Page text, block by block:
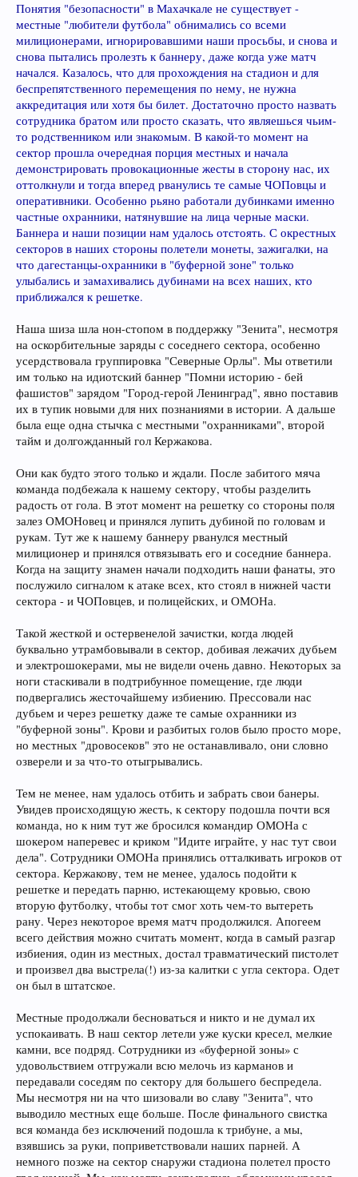
Понятия "безопасности" в Махачкале не существует -
местные "любители футбола" обнимались со всеми
милиционерами, игнорировавшими наши просьбы, и снова и
снова пытались пролезть к баннеру, даже когда уже матч
начался. Казалось, что для прохождения на стадион и для
беспрепятственного перемещения по нему, не нужна
аккредитация или хотя бы билет. Достаточно просто назвать
сотрудника братом или просто сказать, что являешься чьим-
то родственником или знакомым. В какой-то момент на
сектор прошла очередная порция местных и начала
демонстрировать провокационные жесты в сторону нас, их
оттолкнули и тогда вперед рванулись те самые ЧОПовцы и
оперативники. Особенно рьяно работали дубинками именно
частные охранники, натянувшие на лица черные маски.
Баннера и наши позиции нам удалось отстоять. С окрестных
секторов в наших стороны полетели монеты, зажигалки, на
что дагестанцы-охранники в "буферной зоне" только
улыбались и замахивались дубинами на всех наших, кто
приближался к решетке.
Наша шиза шла нон-стопом в поддержку "Зенита", несмотря
на оскорбительные заряды с соседнего сектора, особенно
усердствовала группировка "Северные Орлы". Мы ответили
им только на идиотский баннер "Помни историю - бей
фашистов" зарядом "Город-герой Ленинград", явно поставив
их в тупик новыми для них познаниями в истории. А дальше
была еще одна стычка с местными "охранниками", второй
тайм и долгожданный гол Кержакова.
Они как будто этого только и ждали. После забитого мяча
команда подбежала к нашему сектору, чтобы разделить
радость от гола. В этот момент на решетку со стороны поля
залез ОМОНовец и принялся лупить дубиной по головам и
рукам. Тут же к нашему баннеру рванулся местный
милиционер и принялся отвязывать его и соседние баннера.
Когда на защиту знамен начали подходить наши фанаты, это
послужило сигналом к атаке всех, кто стоял в нижней части
сектора - и ЧОПовцев, и полицейских, и ОМОНа.
Такой жесткой и остервенелой зачистки, когда людей
буквально утрамбовывали в сектор, добивая лежачих дубьем
и электрошокерами, мы не видели очень давно. Некоторых за
ноги стаскивали в подтрибунное помещение, где люди
подвергались жесточайшему избиению. Прессовали нас
дубьем и через решетку даже те самые охранники из
"буферной зоны". Крови и разбитых голов было просто море,
но местных "дровосеков" это не останавливало, они словно
озверели и за что-то отыгрывались.
Тем не менее, нам удалось отбить и забрать свои банеры.
Увидев происходящую жесть, к сектору подошла почти вся
команда, но к ним тут же бросился командир ОМОНа с
шокером наперевес и криком "Идите играйте, у нас тут свои
дела". Сотрудники ОМОНа принялись отталкивать игроков от
сектора. Кержакову, тем не менее, удалось подойти к
решетке и передать парню, истекающему кровью, свою
вторую футболку, чтобы тот смог хоть чем-то вытереть
рану. Через некоторое время матч продолжился. Апогеем
всего действия можно считать момент, когда в самый разгар
избиения, один из местных, достал травматический пистолет
и произвел два выстрела(!) из-за калитки с угла сектора. Одет
он был в штатское.
Местные продолжали бесноваться и никто и не думал их
успокаивать. В наш сектор летели уже куски кресел, мелкие
камни, все подряд. Сотрудники из «буферной зоны» с
удовольствием отгружали всю мелочь из карманов и
передавали соседям по сектору для большего беспредела.
Мы несмотря ни на что шизовали во славу "Зенита", что
выводило местных еще больше. После финального свистка
вся команда без исключений подошла к трибуне, а мы,
взявшись за руки, поприветствовали наших парней. А
немного позже на сектор снаружи стадиона полетел просто